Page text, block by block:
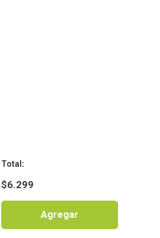
:
$6.299
Agregar